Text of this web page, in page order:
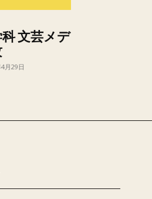
文芸メデ
月29日